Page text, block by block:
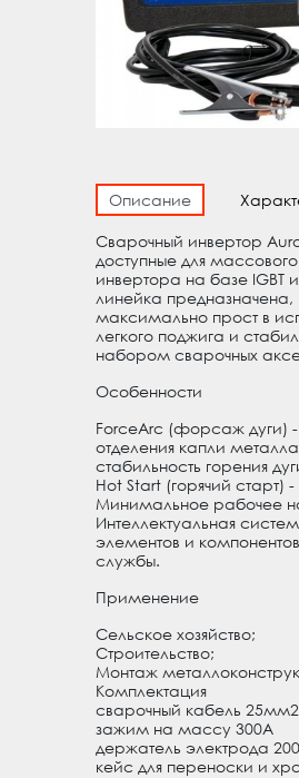
Описание
Сварочный инвертор
доступные для
инвертора на базе IGBT
линейка предназначена,
максимально прост в
легкого поджига и
набором сварочных
Особенности
ForceArc (форсаж дуги) -
отделения капли
стабильность горения
Hot Start (горячий старт)
Минимальное рабочее
Интеллектуальная
элементов и
службы.
Применение
Сельское хозяйство;
Строительство;
Монтаж
Комплектация
сварочный кабель
зажим на массу 300А
держатель электрода
кейс для переноски и